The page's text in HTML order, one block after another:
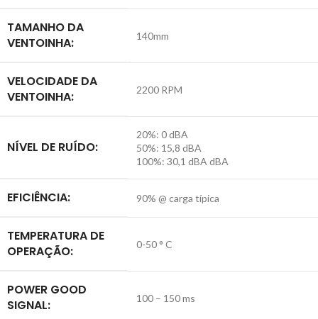
TAMANHO DA
VENTOINHA:
140mm
VELOCIDADE DA
VENTOINHA:
2200 RPM
NÍVEL DE RUÍDO:
20%: 0 dBA
50%: 15,8 dBA
100%: 30,1 dBA dBA
EFICIÊNCIA: 90% @ carga típica
TEMPERATURA DE
OPERAÇÃO:
0-50 ° C
POWER GOOD
SIGNAL:
100 – 150 ms